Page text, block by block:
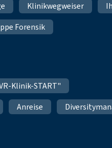
Klinikwegweiser
Forensik
Klinik-START"
Anreise